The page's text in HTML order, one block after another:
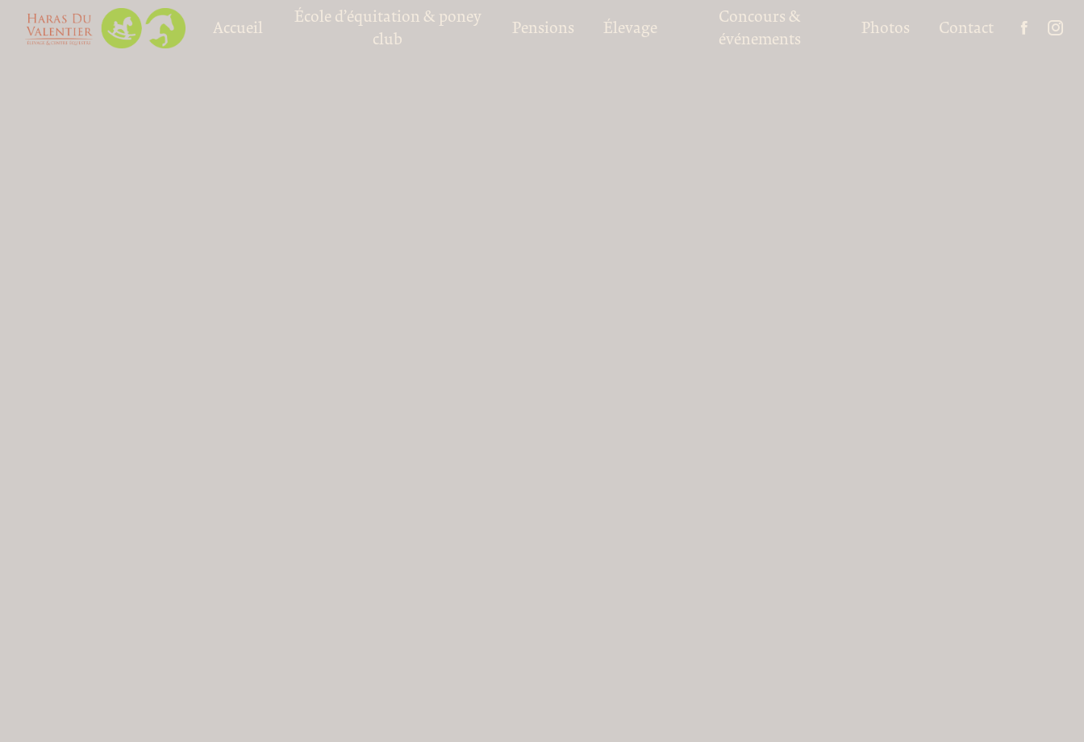
Accueil
École d’équitation & poney
club
Pensions Élevage
Concours &
événements
Photos Contact
Panneau de gestion des cookies